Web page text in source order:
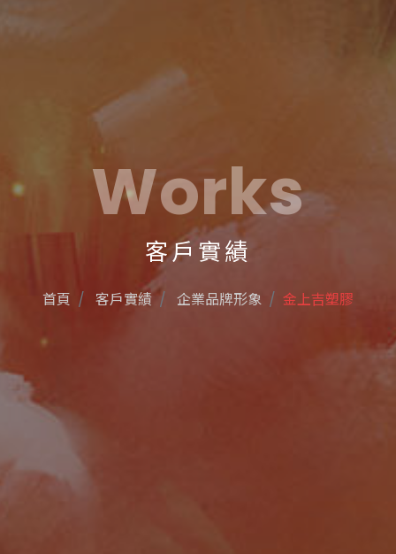
Works
客戶實績
首頁 客戶實績 企業品牌形象 金上吉塑膠